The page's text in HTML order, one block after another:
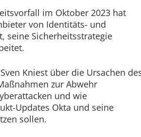
im Oktober 2023 hat
von Identitäts- und
seine Sicherheitsstrategie
Kniest über die Ursachen
zur Abwehr
und wie
Updates Okta und seine
sollen.